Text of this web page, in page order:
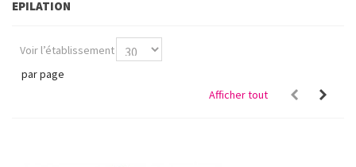
EPILATION
Voir l’établissement
par page
Afficher tout